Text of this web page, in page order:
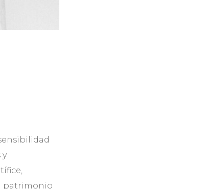
y
patrimonio